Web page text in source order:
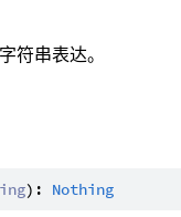
符串表达。
): Nothing